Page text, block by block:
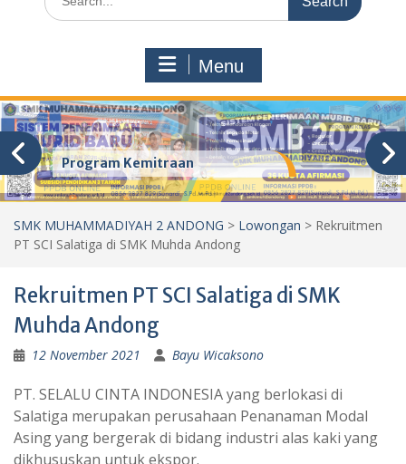
for:
Menu
Program Kemitraan
SMK MUHAMMADIYAH 2 ANDONG > Lowongan > Rekruitmen
PT SCI Salatiga di SMK Muhda Andong
Rekruitmen PT SCI Salatiga di SMK
Muhda Andong
12 November 2021 Bayu Wicaksono
PT. SELALU CINTA INDONESIA yang berlokasi di
Salatiga merupakan perusahaan Penanaman Modal
Asing yang bergerak di bidang industri alas kaki yang
dikhususkan untuk ekspor.